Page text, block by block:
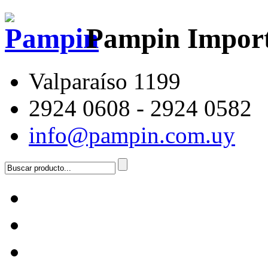
Pampin
Valparaíso 1199
2924 0608 - 2924 0582
info@pampin.com.uy